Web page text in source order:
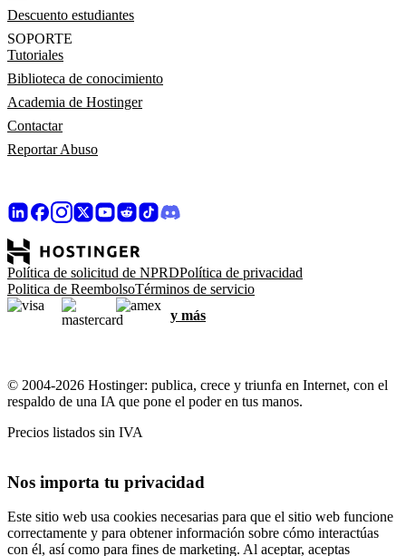
Descuento estudiantes
SOPORTE
Tutoriales
Biblioteca de conocimiento
Academia de Hostinger
Contactar
Reportar Abuso
Política de solicitud de NPRDPolítica de privacidad
Politica de ReembolsoTérminos de servicio
y más
© 2004-2026 Hostinger: publica, crece y triunfa en Internet, con el
respaldo de una IA que pone el poder en tus manos.
Precios listados sin IVA
Nos importa tu privacidad
Este sitio web usa cookies necesarias para que el sitio web funcione
correctamente y para obtener información sobre cómo interactúas
con él, así como para fines de marketing. Al aceptar, aceptas